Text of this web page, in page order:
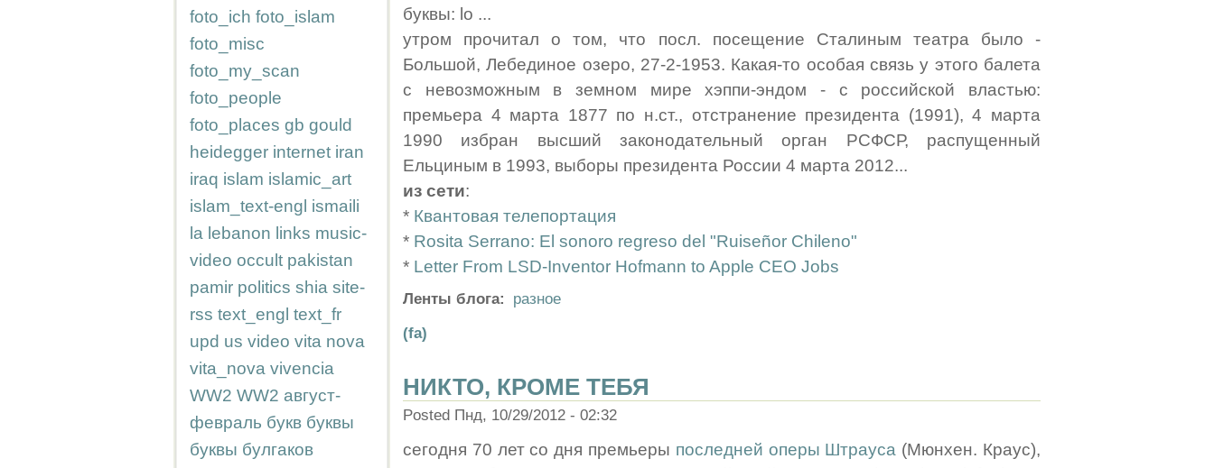
foto_ich foto_islam
foto_misc
foto_my_scan
foto_people
foto_places gb gould
heidegger internet iran
iraq islam islamic_art
islam_text-engl ismaili
la lebanon links music-
video occult pakistan
pamir politics shia site-
rss text_engl text_fr
upd us video vita nova
vita_nova vivencia
WW2 WW2 август-
февраль букв буквы
буквы булгаков
буквы: lo ...
утром прочитал о том, что посл. посещение Сталиным театра было -
Большой, Лебединое озеро, 27-2-1953. Какая-то особая связь у этого балета
с невозможным в земном мире хэппи-эндом - с российской властью:
премьера 4 марта 1877 по н.ст., отстранение президента (1991), 4 марта
1990 избран высший законодательный орган РСФСР, распущенный
Ельциным в 1993, выборы президента России 4 марта 2012...
из сети:
* Квантовая телепортация
* Rosita Serrano: El sonoro regreso del "Ruiseñor Chileno"
* Letter From LSD-Inventor Hofmann to Apple CEO Jobs
Ленты блога: разное
(fa)
НИКТО, КРОМЕ ТЕБЯ
Posted Пнд, 10/29/2012 - 02:32
сегодня 70 лет со дня премьеры последней оперы Штрауса (Мюнхен. Краус),